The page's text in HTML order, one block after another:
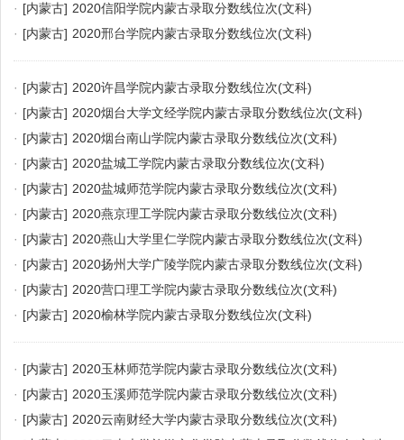
· [内蒙古] 2020信阳学院内蒙古录取分数线位次(文科)
· [内蒙古] 2020邢台学院内蒙古录取分数线位次(文科)
· [内蒙古] 2020许昌学院内蒙古录取分数线位次(文科)
· [内蒙古] 2020烟台大学文经学院内蒙古录取分数线位次(文科)
· [内蒙古] 2020烟台南山学院内蒙古录取分数线位次(文科)
· [内蒙古] 2020盐城工学院内蒙古录取分数线位次(文科)
· [内蒙古] 2020盐城师范学院内蒙古录取分数线位次(文科)
· [内蒙古] 2020燕京理工学院内蒙古录取分数线位次(文科)
· [内蒙古] 2020燕山大学里仁学院内蒙古录取分数线位次(文科)
· [内蒙古] 2020扬州大学广陵学院内蒙古录取分数线位次(文科)
· [内蒙古] 2020营口理工学院内蒙古录取分数线位次(文科)
· [内蒙古] 2020榆林学院内蒙古录取分数线位次(文科)
· [内蒙古] 2020玉林师范学院内蒙古录取分数线位次(文科)
· [内蒙古] 2020玉溪师范学院内蒙古录取分数线位次(文科)
· [内蒙古] 2020云南财经大学内蒙古录取分数线位次(文科)